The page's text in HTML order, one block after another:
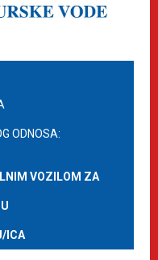
ODNOSA:
VOZILOM ZA
ICA